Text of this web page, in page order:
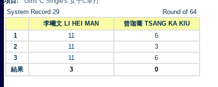
System Record 29
Round of 64
李曦文 LI HEI MAN
曾珈蕎 TSANG KA KIU
1
11
6
2
11
3
3
11
6
結果
3 0